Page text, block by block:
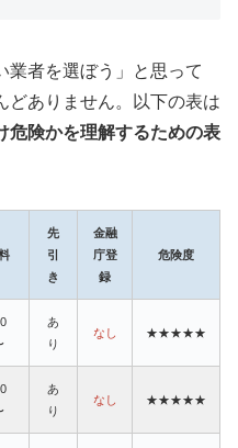
業者を選ぼう」と思って
どありません。以下の表は
危険かを理解するための表
先
引
き
金融
庁登
録
危険度
あ
り
なし ★★★★★
あ
り
なし ★★★★★